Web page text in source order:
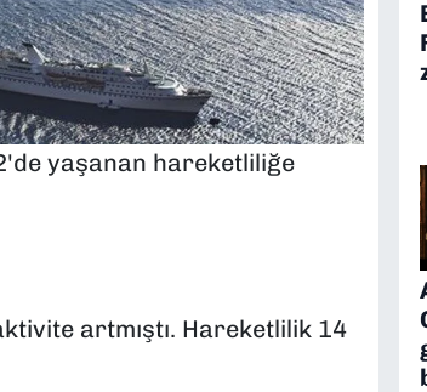
yaşanan hareketliliğe
artmıştı. Hareketlilik 14